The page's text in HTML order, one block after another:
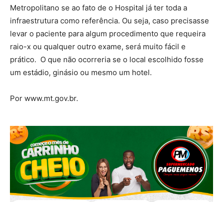
Metropolitano se ao fato de o Hospital já ter toda a
infraestrutura como referência. Ou seja, caso precisasse
levar o paciente para algum procedimento que requeira
raio-x ou qualquer outro exame, será muito fácil e
prático. O que não ocorreria se o local escolhido fosse
um estádio, ginásio ou mesmo um hotel.
Por www.mt.gov.br.